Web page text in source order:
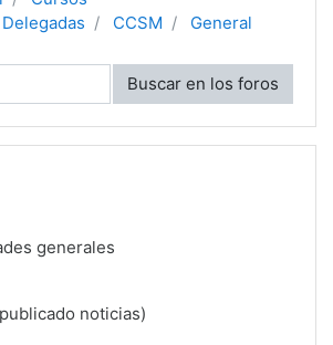
CCSM
General
Buscar en los foros
generales
noticias)